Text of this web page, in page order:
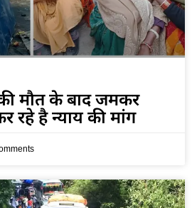
मौत के बाद जमकर
रहे है न्याय की मांग